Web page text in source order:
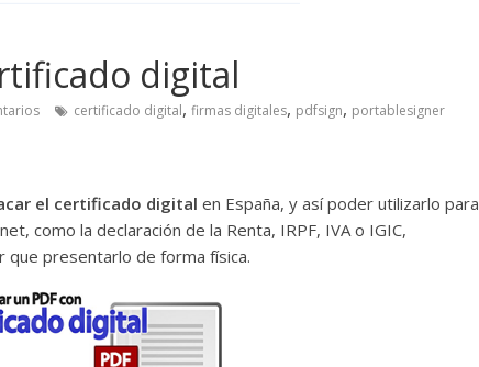
digital
certificado digital, firmas digitales, pdfsign, portablesigner
el certificado digital en España, y así poder utilizarlo para
como la declaración de la Renta, IRPF, IVA o IGIC,
presentarlo de forma física.